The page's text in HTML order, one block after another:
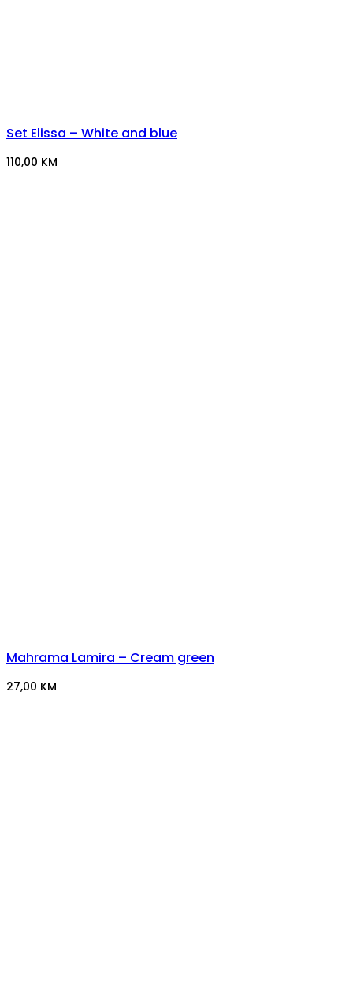
Set Elissa – White and blue
110,00 KM
Mahrama Lamira – Cream green
27,00 KM